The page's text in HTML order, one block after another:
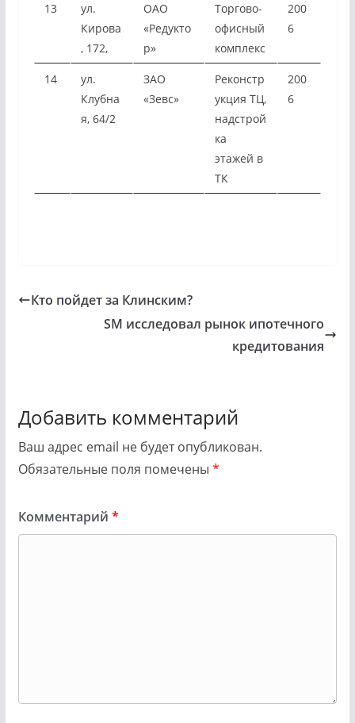
13
ул.
Кирова
, 172,
ОАО
«Редукто
р»
Торгово-
офисный
комплекс
200
6
14
ул.
Клубна
я, 64/2
ЗАО
«Зевс»
Реконстр
укция ТЦ,
надстрой
ка
этажей в
ТК
200
6
Кто пойдет за Клинским?
SM исследовал рынок ипотечного
кредитования
Добавить комментарий
Ваш адрес email не будет опубликован.
Обязательные поля помечены *
Комментарий *